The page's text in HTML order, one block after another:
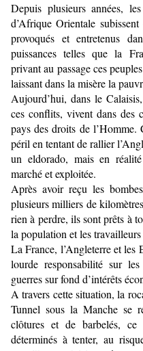
Depuis plusieurs années,
d’Afrique Orientale
provoqués et entretenus
puissances telles que la
privant au passage ces
laissant dans la misère la
Aujourd’hui, dans le
ces conflits, vivent dans des
pays des droits de
péril en tentant de rallier
un eldorado, mais en
marché et exploitée.
Après avoir reçu les
plusieurs milliers de
rien à perdre, ils sont prêts à
la population et les travailleurs
La France, l’Angleterre et les
lourde responsabilité sur
guerres sur fond d’intérêts
A travers cette situation, la
Tunnel sous la Manche se
clôtures et de barbelés, ce
déterminés à tenter, au